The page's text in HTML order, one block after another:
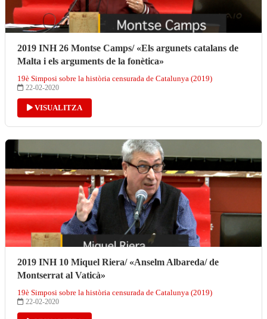
2019 INH 26 Montse Camps/ «Els argunets catalans de
Malta i els arguments de la fonètica»
19è Simposi sobre la història censurada de Catalunya (2019)
22-02-2020
VISUALITZA
2019 INH 10 Miquel Riera/ «Anselm Albareda/ de
Montserrat al Vaticà»
19è Simposi sobre la història censurada de Catalunya (2019)
22-02-2020